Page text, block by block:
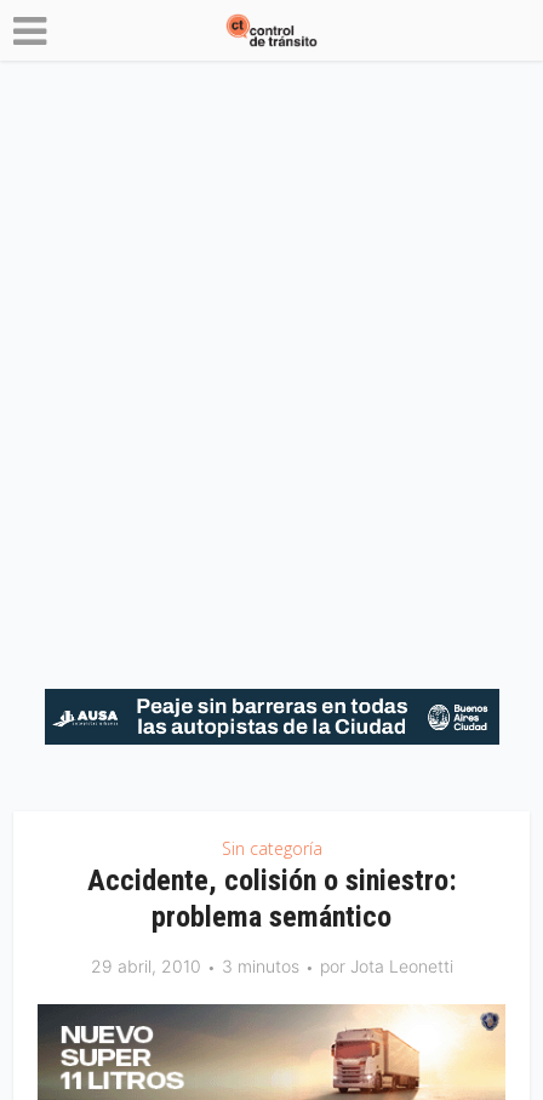
Sin categoría
Accidente, colisión o siniestro:
problema semántico
29 abril, 2010 3 minutos por Jota Leonetti